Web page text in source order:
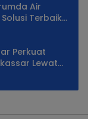
Air
Terbaik
Perkuat
Lewat